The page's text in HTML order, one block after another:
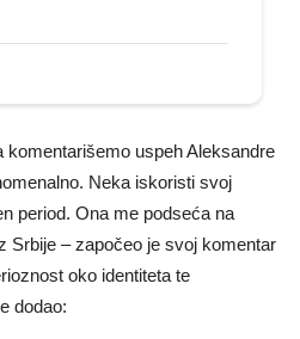
komentarišemo uspeh Aleksandre
Neka iskoristi svoj
period. Ona me podseća na
Srbije – započeo je svoj komentar
oko identiteta te
dodao: